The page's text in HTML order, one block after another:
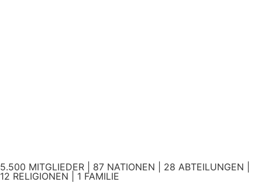
5.500 MITGLIEDER | 87 NATIONEN | 28 ABTEILUNGEN |
12 RELIGIONEN | 1 FAMILIE